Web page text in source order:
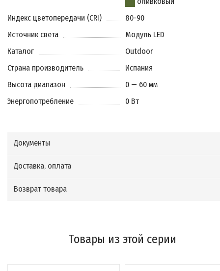
Индекс цветопередачи (CRI)
80-90
Источник света
Модуль LED
Каталог
Outdoor
Страна производитель
Испания
Высота диапазон
0 — 60 мм
Энергопотребление
0 Вт
Документы
Доставка, оплата
Возврат товара
Товары из этой серии